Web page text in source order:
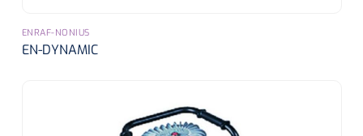
ENRAF-NONIUS
EN-DYNAMIC